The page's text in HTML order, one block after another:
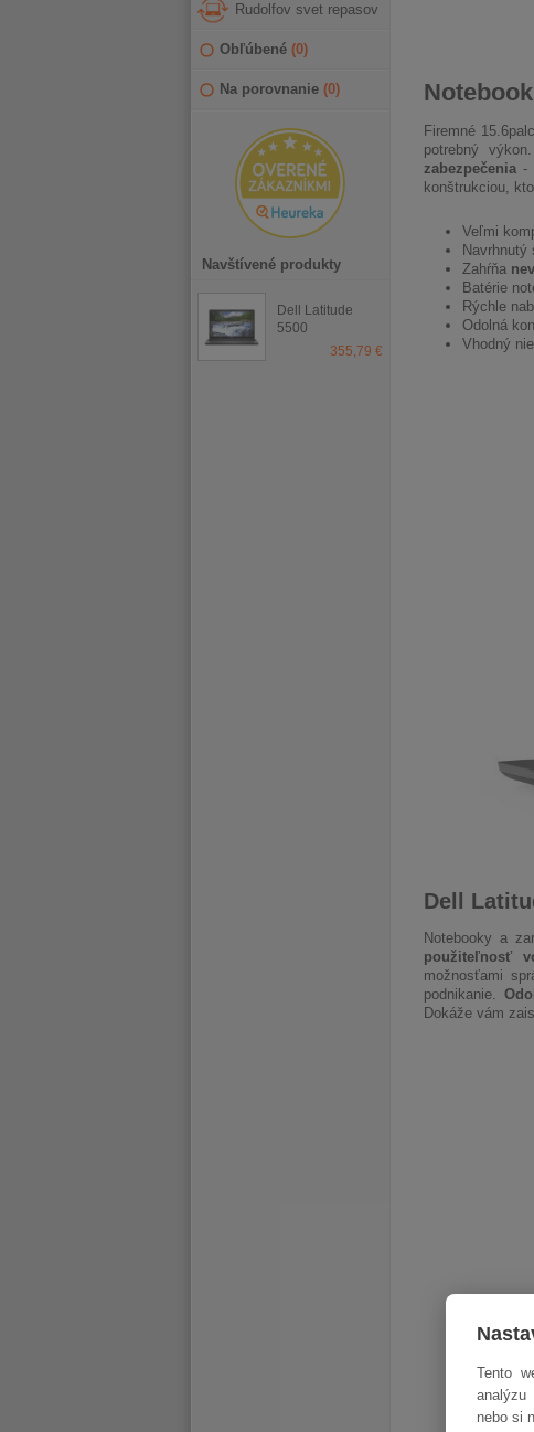
Tento
analýzu
nebo si
Rudolfov svet repasov
Obľúbené (0)
Na porovnanie (0)
Navštívené produkty
Dell Latitude
5500
355,79 €
Firemné
potrebný
zabezpečenia-
konštrukciou,
Veľmi
Navrhnutý
Zahŕňa
Batérie
Rýchle
Odolná
Vhodný
Dell
Notebooky a
použiteľnosť
možnosťami
podnikanie.
Dokáže vám